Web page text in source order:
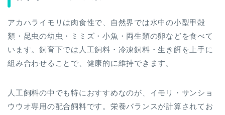
アカハライモリは肉食性で、自然界では水中の小型甲殻
類・昆虫の幼虫・ミミズ・小魚・両生類の卵などを食べて
います。飼育下では人工飼料・冷凍飼料・生き餌を上手に
組み合わせることで、健康的に維持できます。
人工飼料の中でも特におすすめなのが、イモリ・サンショ
ウウオ専用の配合飼料です。栄養バランスが計算されてお